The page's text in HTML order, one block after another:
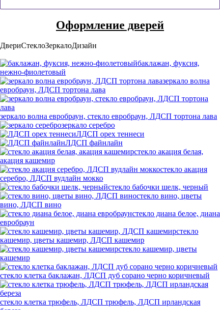
Оформление дверей
ДвериСтеклоЗеркалоДизайн
баклажан, фуксия,
нежно-фиолетовый
зеркало волна
евробраун, ЛДСП тортона лава
зеркало волна евробраун, стекло евробраун, ЛДСП тортона лава
зеркало серебро
ЛДСП орех теннеси
ЛДСП файнлайн
стекло акация белая,
акация кашемир
стекло акация
серебро, ЛДСП вудлайн мокко
стекло бабочки шелк, черный
стекло вино, цветы
вино, ЛДСП вино
стекло диана белое, диана
евробраун
стекло
кашемир, цветы кашемир, ЛДСП кашемир
стекло кашемир, цветы
кашемир
стекло клетка баклажан, ЛДСП дуб сорано черно коричневый
стекло клетка трюфель, ЛДСП трюфель, ЛДСП ирландская